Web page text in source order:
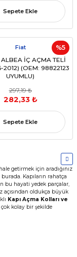
Sepete Ekle
%5
Fiat
İÇ AÇMA TELİ
2012) (OEM: 98822123
UYUMLU)
297,19 ₺
282,33 ₺
Sepete Ekle
getirmek için aradığınız
Kapıların rahatça
bu hayati yedek parçalar,
oldukça büyük
Kapı Açma Kolları ve
çok kolay bir şekilde